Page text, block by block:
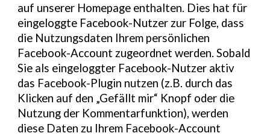
auf unserer Homepage enthalten. Dies hat für
eingeloggte Facebook-Nutzer zur Folge, dass
die Nutzungsdaten Ihrem persönlichen
Facebook-Account zugeordnet werden. Sobald
Sie als eingeloggter Facebook-Nutzer aktiv
das Facebook-Plugin nutzen (z.B. durch das
Klicken auf den „Gefällt mir“ Knopf oder die
Nutzung der Kommentarfunktion), werden
diese Daten zu Ihrem Facebook-Account